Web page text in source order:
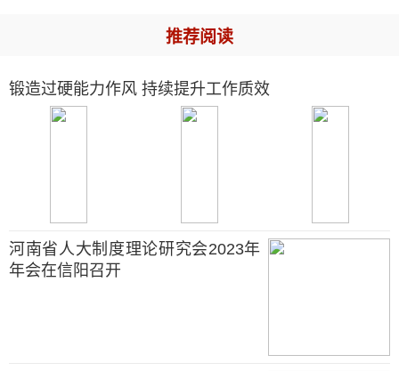
推荐阅读
锻造过硬能力作风 持续提升工作质效
河南省人大制度理论研究会2023年
年会在信阳召开